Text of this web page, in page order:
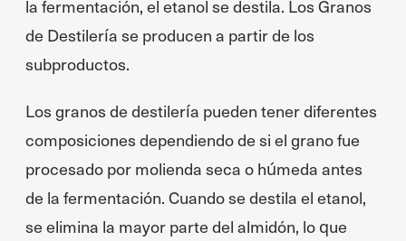
la fermentación, el etanol se destila. Los Granos
de Destilería se producen a partir de los
subproductos.
Los granos de destilería pueden tener diferentes
composiciones dependiendo de si el grano fue
procesado por molienda seca o húmeda antes
de la fermentación. Cuando se destila el etanol,
se elimina la mayor parte del almidón, lo que